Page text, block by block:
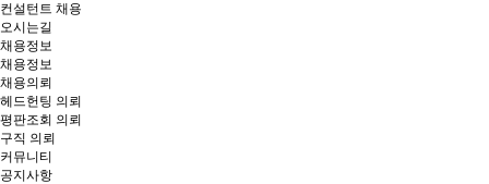
컨설턴트 채용
오시는길
채용정보
채용정보
채용의뢰
헤드헌팅 의뢰
평판조회 의뢰
구직 의뢰
커뮤니티
공지사항